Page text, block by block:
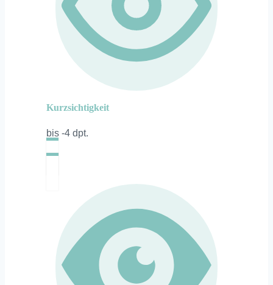
Kurzsichtigkeit
bis -4 dpt.